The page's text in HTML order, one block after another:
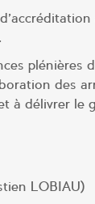
plénières
des
à délivrer le
LOBIAU)